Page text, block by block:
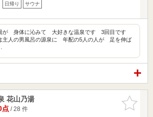
日帰り サウナ
が 身体に沁みて 大好きな温泉です 3回目です
人の男風呂の源泉に 年配の5人の人が 足を伸ば
お気に入
りに追加
花山乃湯
点/ 28 件